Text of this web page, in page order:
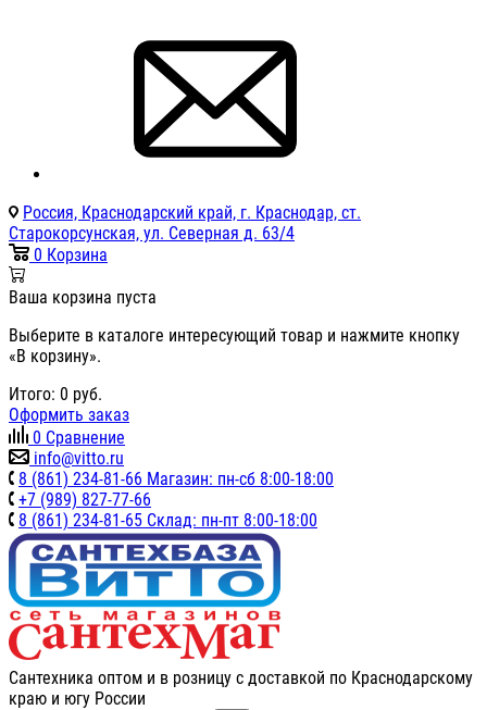
Россия, Краснодарский край, г. Краснодар, ст.
Старокорсунская, ул. Северная д. 63/4
0 Корзина
Ваша корзина пуста
Выберите в каталоге интересующий товар и нажмите кнопку
«В корзину».
Итого: 0 руб.
Оформить заказ
0 Сравнение
info@vitto.ru
8 (861) 234-81-66 Магазин: пн-сб 8:00-18:00
+7 (989) 827-77-66
8 (861) 234-81-65 Склад: пн-пт 8:00-18:00
Сантехника оптом и в розницу с доставкой по Краснодарскому
краю и югу России